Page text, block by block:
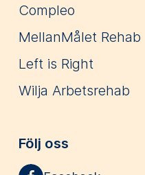
Compleo
MellanMålet Rehab
Left is Right
Wilja Arbetsrehab
Följ oss